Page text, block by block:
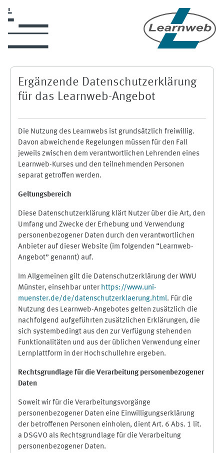
Ergänzende Datenschutzerklärung
für das Learnweb-Angebot
Die Nutzung des Learnwebs ist grundsätzlich freiwillig.
Davon abweichende Regelungen müssen für den Fall
jeweils zwischen dem verantwortlichen Lehrenden eines
Learnweb-Kurses und den teilnehmenden Personen
separat getroffen werden.
Geltungsbereich
Diese Datenschutzerklärung klärt Nutzer über die Art, den
Umfang und Zwecke der Erhebung und Verwendung
personenbezogener Daten durch den verantwortlichen
Anbieter auf dieser Website (im folgenden “Learnweb-
Angebot” genannt) auf.
Im Allgemeinen gilt die Datenschutzerklärung der WWU
Münster, einsehbar unter https://www.uni-
muenster.de/de/datenschutzerklaerung.html. Für die
Nutzung des Learnweb-Angebotes gelten zusätzlich die
nachfolgend aufgeführten zusätzlichen Erklärungen, die
sich systembedingt aus den zur Verfügung stehenden
Funktionalitäten und aus der üblichen Verwendung einer
Lernplattform in der Hochschullehre ergeben.
Rechtsgrundlage für die Verarbeitung personenbezogener
Daten
Soweit wir für die Verarbeitungsvorgänge
personenbezogener Daten eine Einwilligungserklärung
der betroffenen Personen einholen, dient Art. 6 Abs. 1 lit.
a DSGVO als Rechtsgrundlage für die Verarbeitung
personenbezogener Daten.